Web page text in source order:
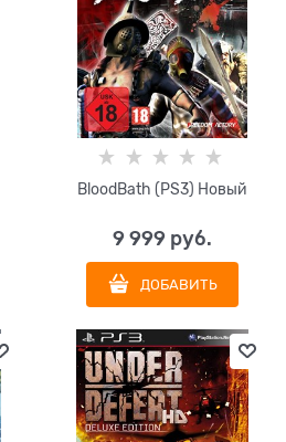
BloodBath (PS3) Новый
9 999 руб.
ДОБАВИТЬ